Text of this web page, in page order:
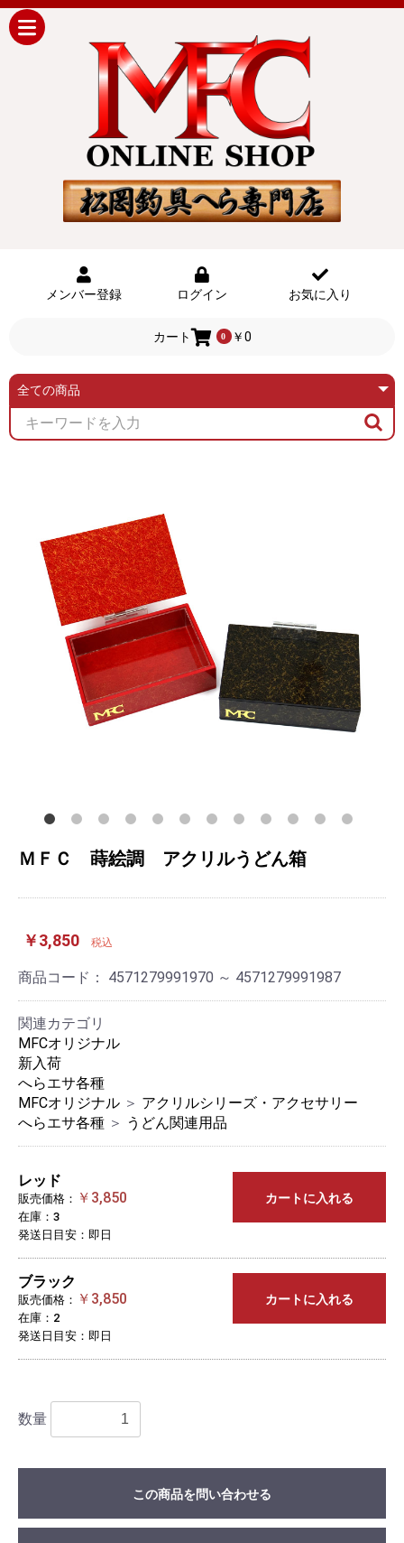
メンバー登録 ログイン お気に入り
カート 0 ￥0
ＭＦＣ 蒔絵調 アクリルうどん箱
￥3,850 税込
商品コード： 4571279991970 ～ 4571279991987
関連カテゴリ
MFCオリジナル
新入荷
へらエサ各種
MFCオリジナル ＞ アクリルシリーズ・アクセサリー
へらエサ各種 ＞ うどん関連用品
レッド
販売価格： ￥3,850
在庫：3
発送日目安：即日
カートに入れる
ブラック
販売価格： ￥3,850
在庫：2
発送日目安：即日
カートに入れる
数量
この商品を問い合わせる